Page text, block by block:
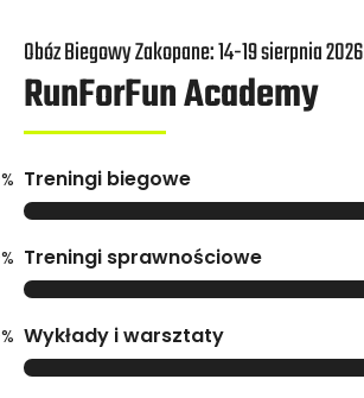
Obóz Biegowy Zakopane: 14-19 sierpnia 2026
RunForFun Academy
Treningi biegowe
Treningi sprawnościowe
Wykłady i warsztaty